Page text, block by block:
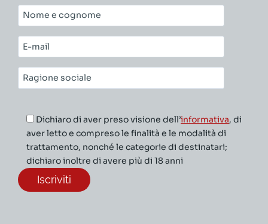
Nome
e
cognome*
E-
mail*
Ragione
sociale*
Dichiaro di aver preso visione dell’informativa, di
aver letto e compreso le finalità e le modalità di
trattamento, nonché le categorie di destinatari;
dichiaro inoltre di avere più di 18 anni